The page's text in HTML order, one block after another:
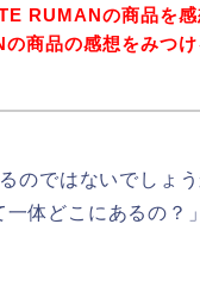
RUMANの商品を
商品の感想をみつけ
のではないでしょ
体どこにあるの？